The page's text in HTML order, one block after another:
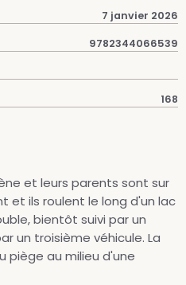
7 janvier 2026
9782344066539
168
et leurs parents sont sur
et ils roulent le long d'un lac
bientôt suivi par un
un troisième véhicule. La
piège au milieu d'une